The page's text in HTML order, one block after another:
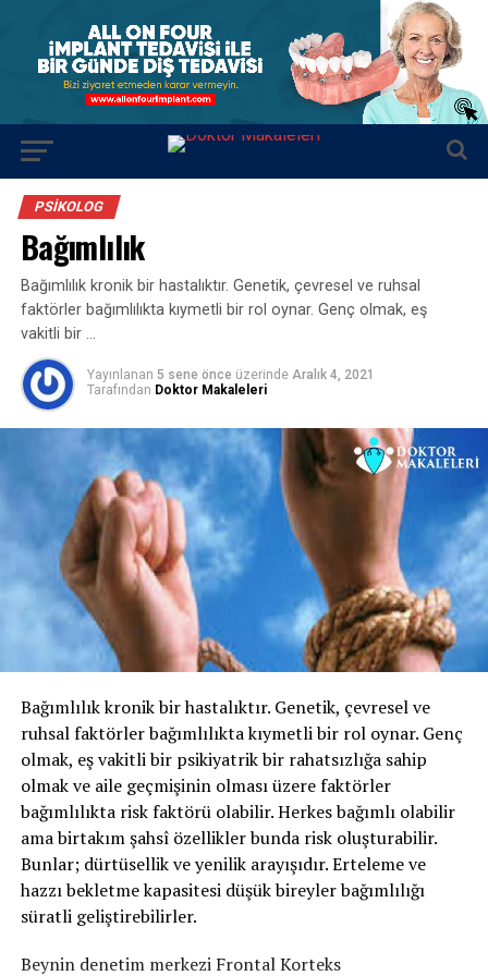
PSIKOLOG
Bağımlılık
Bağımlılık kronik bir hastalıktır. Genetik, çevresel ve ruhsal
faktörler bağımlılıkta kıymetli bir rol oynar. Genç olmak, eş
vakitli bir …
Yayınlanan 5 sene önce üzerinde Aralık 4, 2021
Tarafından Doktor Makaleleri
Bağımlılık kronik bir hastalıktır. Genetik, çevresel ve
ruhsal faktörler bağımlılıkta kıymetli bir rol oynar. Genç
olmak, eş vakitli bir psikiyatrik bir rahatsızlığa sahip
olmak ve aile geçmişinin olması üzere faktörler
bağımlılıkta risk faktörü olabilir. Herkes bağımlı olabilir
ama birtakım şahsî özellikler bunda risk oluşturabilir.
Bunlar; dürtüsellik ve yenilik arayışıdır. Erteleme ve
hazzı bekletme kapasitesi düşük bireyler bağımlılığı
süratli geliştirebilirler.
Beynin denetim merkezi Frontal Korteks